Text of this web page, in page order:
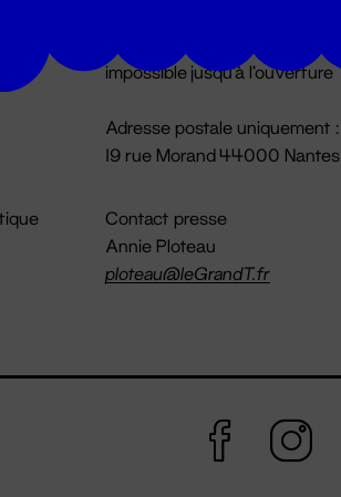
impossible jusqu'à l'ouverture
Adresse postale uniquement :
19 rue Morand 44000 Nantes
Contact presse
Annie Ploteau
ploteau@leGrandT.fr